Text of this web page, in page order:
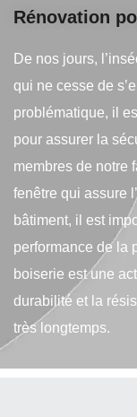
Rénovation
De nos jours,
qui ne cesse de
problématique, il
pour assurer la
membres de notre
fenêtre qui assure
bâtiment, il est
performance de la
boiserie est une
durabilité et la
très longtemps.